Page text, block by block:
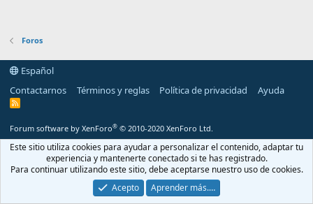
Foros
Español
Contactarnos
Términos y reglas Política de privacidad Ayuda
R
Forum software by XenForo® © 2010-2020 XenForo Ltd.
Este sitio utiliza cookies para ayudar a personalizar el contenido, adaptar tu
experiencia y mantenerte conectado si te has registrado.
Para continuar utilizando este sitio, debe aceptarse nuestro uso de cookies.
Acepto
Aprender más.…